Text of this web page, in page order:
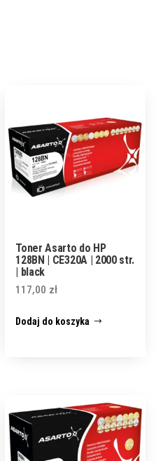
Toner Asarto do HP
128BN | CE320A | 2000 str.
| black
117,00 zł
Dodaj do koszyka